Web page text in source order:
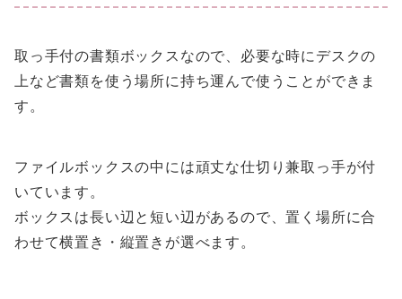
取っ手付の書類ボックスなので、必要な時にデスクの
上など書類を使う場所に持ち運んで使うことができま
す。
ファイルボックスの中には頑丈な仕切り兼取っ手が付
いています。
ボックスは長い辺と短い辺があるので、置く場所に合
わせて横置き・縦置きが選べます。